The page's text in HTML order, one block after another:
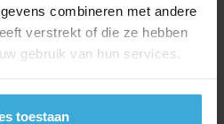
combineren met andere
verstrekt of die ze hebben
gebruik van hun services.
toestaan